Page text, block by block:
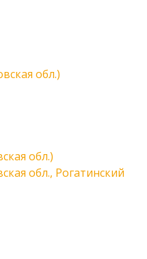
обл.)
обл.)
обл., Рогатинский